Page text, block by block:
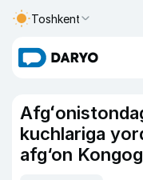
Toshkent
kuchlariga
afg‘on